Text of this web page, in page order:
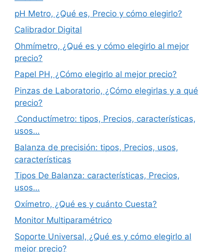
pH Metro, ¿Qué es, Precio y cómo elegirlo?
Calibrador Digital
Ohmímetro, ¿Qué es y cómo elegirlo al mejor
precio?
Papel PH, ¿Cómo elegirlo al mejor precio?
Pinzas de Laboratorio, ¿Cómo elegirlas y a qué
precio?
Conductímetro: tipos, Precios, características,
usos…
Balanza de precisión: tipos, Precios, usos,
características
Tipos De Balanza: características, Precios,
usos…
Oxímetro, ¿Qué es y cuánto Cuesta?
Monitor Multiparamétrico
Soporte Universal, ¿Qué es y cómo elegirlo al
mejor precio?